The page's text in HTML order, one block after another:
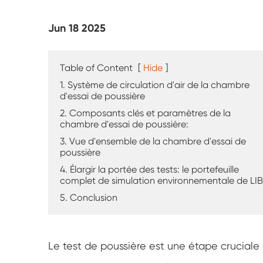
Chambre d'essai de pluie
Chambre de plain-pied
Chambre d'essai spéciale
Équipement de test IP
Jun 18 2025
Table of Content [ Hide ]
1. Système de circulation d'air de la chambre
d'essai de poussière
2. Composants clés et paramètres de la
chambre d'essai de poussière:
3. Vue d'ensemble de la chambre d'essai de
poussière
4. Élargir la portée des tests: le portefeuille
complet de simulation environnementale de LIB
5. Conclusion
Le test de poussière est une étape